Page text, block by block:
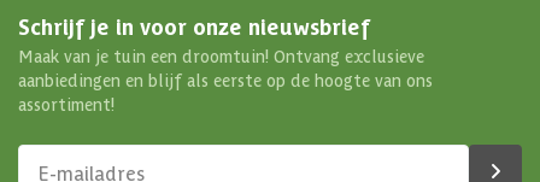
Schrijf je in voor onze nieuwsbrief
Maak van je tuin een droomtuin! Ontvang exclusieve
aanbiedingen en blijf als eerste op de hoogte van ons
assortiment!